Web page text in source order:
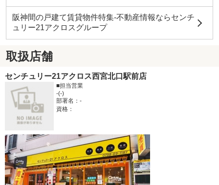
阪神間の戸建て賃貸物件特集-不動産情報ならセンチ
ュリー21アクロスグループ
取扱店舗
センチュリー21アクロス西宮北口駅前店
■担当営業
-(-)
部署名：-
資格：